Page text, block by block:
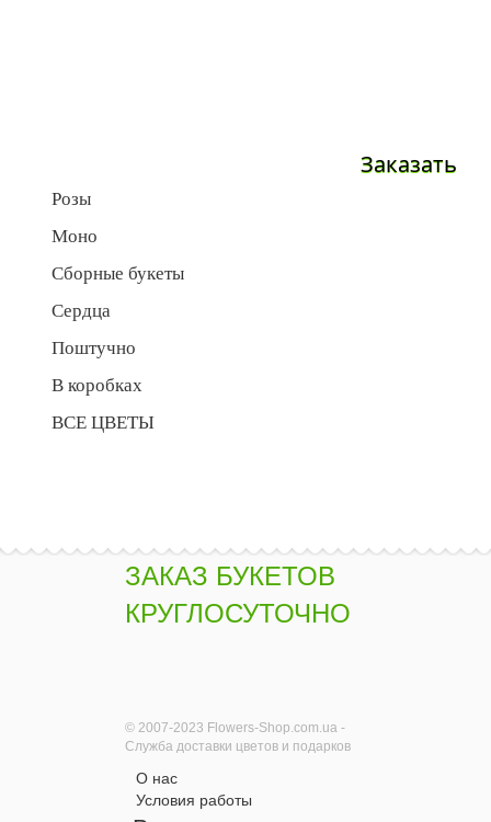
Заказать
Розы
Моно
Сборные букеты
Сердца
Поштучно
В коробках
ВСЕ ЦВЕТЫ
ЗАКАЗ БУКЕТОВ
КРУГЛОСУТОЧНО
© 2007-2023 Flowers-Shop.com.ua -
Служба доставки цветов и подарков
О нас
Условия работы